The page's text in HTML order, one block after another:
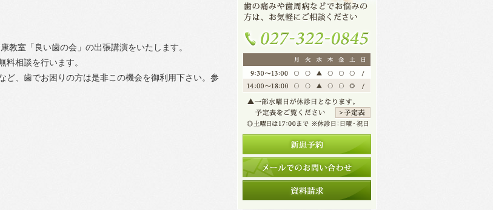
教室「良い歯の会」の出張講演をいたします。
料相談を行います。
ど、歯でお困りの方は是非この機会を御利用下さい。参